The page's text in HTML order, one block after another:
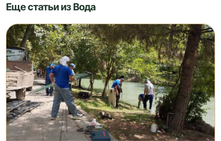
Еще статьи из Вода